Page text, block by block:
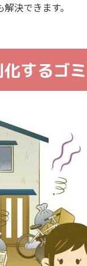
決できます。
するゴ